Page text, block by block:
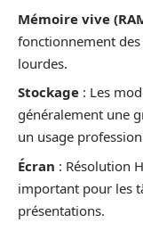
Mémoire vive
fonctionnement
lourdes.
Stockage : Les
généralement une
un usage
Écran : Résolution
important pour les
présentations.